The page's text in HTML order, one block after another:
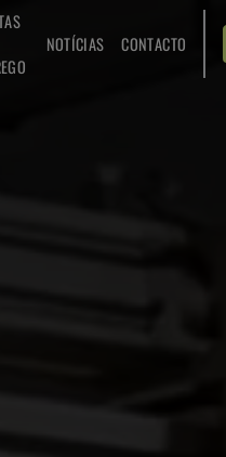
NOTÍCIAS CONTACTO